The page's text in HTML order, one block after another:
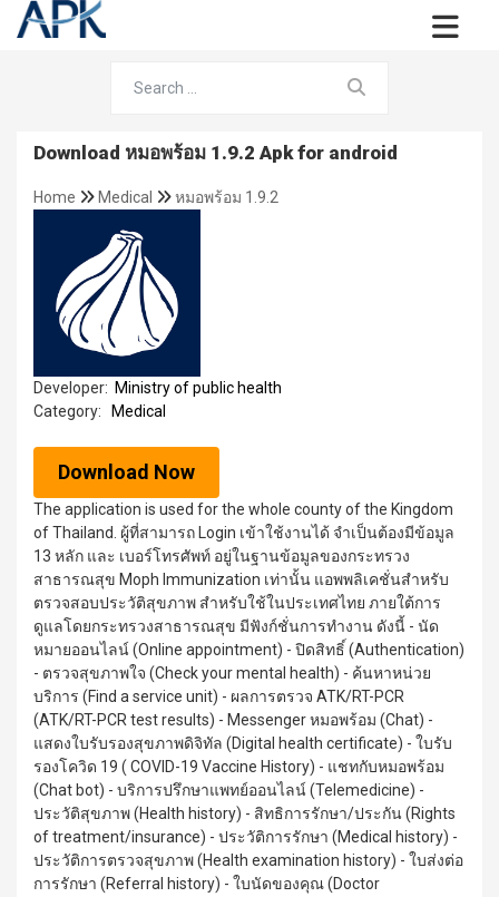
Download หมอพร้อม 1.9.2 Apk for android
Home Medical หมอพร้อม 1.9.2
Developer: Ministry of public health
Category:
Medical
Download Now
The application is used for the whole county of the Kingdom
of Thailand. ผู้ที่สามารถ Login เข้าใช้งานได้ จำเป็นต้องมีข้อมูล
13 หลัก และ เบอร์โทรศัพท์ อยู่ในฐานข้อมูลของกระทรวง
สาธารณสุข Moph Immunization เท่านั้น แอพพลิเคชั่นสำหรับ
ตรวจสอบประวัติสุขภาพ สำหรับใช้ในประเทศไทย ภายใต้การ
ดูแลโดยกระทรวงสาธารณสุข มีฟังก์ชั่นการทำงาน ดังนี้ - นัด
หมายออนไลน์ (Online appointment) - ปิดสิทธิ์ (Authentication)
- ตรวจสุขภาพใจ (Check your mental health) - ค้นหาหน่วย
บริการ (Find a service unit) - ผลการตรวจ ATK/RT-PCR
(ATK/RT-PCR test results) - Messenger หมอพร้อม (Chat) -
แสดงใบรับรองสุขภาพดิจิทัล (Digital health certificate) - ใบรับ
รองโควิด 19 ( COVID-19 Vaccine History) - แชทกับหมอพร้อม
(Chat bot) - บริการปรึกษาแพทย์ออนไลน์ (Telemedicine) -
ประวัติสุขภาพ (Health history) - สิทธิการรักษา/ประกัน (Rights
of treatment/insurance) - ประวัติการรักษา (Medical history) -
ประวัติการตรวจสุขภาพ (Health examination history) - ใบส่งต่อ
การรักษา (Referral history) - ใบนัดของคุณ (Doctor